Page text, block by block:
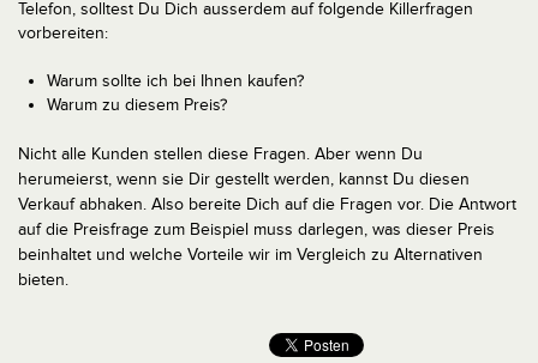
Telefon, solltest Du Dich ausserdem auf folgende Killerfragen
vorbereiten:
Warum sollte ich bei Ihnen kaufen?
Warum zu diesem Preis?
Nicht alle Kunden stellen diese Fragen. Aber wenn Du
herumeierst, wenn sie Dir gestellt werden, kannst Du diesen
Verkauf abhaken. Also bereite Dich auf die Fragen vor. Die Antwort
auf die Preisfrage zum Beispiel muss darlegen, was dieser Preis
beinhaltet und welche Vorteile wir im Vergleich zu Alternativen
bieten.